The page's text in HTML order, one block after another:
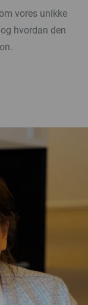
vores unikke
hvordan den